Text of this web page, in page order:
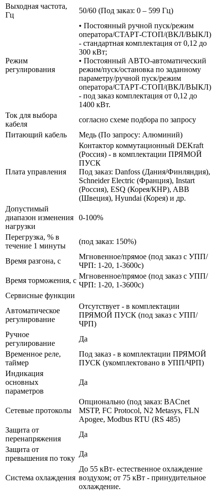
Выходная частота,
Гц
50/60 (Под заказ: 0 – 599 Гц)
Режим
регулирования
• Постоянный ручной пуск/режим
оператора/СТАРТ-СТОП/(ВКЛ/ВЫКЛ)
- стандартная комплектация от 0,12 до
300 кВт;
• Постоянный АВТО-автоматический
режим/пуск/остановка по заданному
параметру/ручной пуск/режим
оператора/СТАРТ-СТОП/(ВКЛ/ВЫКЛ)
- под заказ комплектация от 0,12 до
1400 кВт.
Ток для выбора
кабеля
согласно схеме подбора по запросу
Питающий кабель
Медь (По запросу: Алюминий)
Плата управления
Контактор коммутационный DEKraft
(Россия) - в комплектации ПРЯМОЙ
ПУСК
Под заказ: Danfoss (Дания/Финляндия),
Schneider Electric (Франция), Instart
(Россия), ESQ (Корея/КНР), ABB
(Швеция), Hyundai (Корея) и др.
Допустимый
диапазон изменения
нагрузки
0-100%
Перегрузка, % в
течение 1 минуты
(под заказ: 150%)
Время разгона, с
Мгновенное/прямое (под заказ с УПП/
ЧРП: 1-20, 1-3600с)
Время торможения, с
Мгновенное/прямое (под заказ с УПП/
ЧРП: 1-20, 1-3600с)
Сервисные функции
Автоматическое
регулирование
Отсутствует - в комплектации
ПРЯМОЙ ПУСК (под заказ с УПП/
ЧРП)
Ручное
регулирование
Да
Временное реле,
таймер
Под заказ - в комплектации ПРЯМОЙ
ПУСК (укомплектовано в УПП/ЧРП)
Индикация
основных
параметров
Да
Сетевые протоколы
Опционально (под заказ: BACnet
MSTP, FC Protocol, N2 Metasys, FLN
Apogee, Modbus RTU (RS 485)
Защита от
перенапряжения
Да
Защита от
превышения по току
Да
Система охлаждения
До 55 кВт- естественное охлаждение
воздухом; от 75 кВт - принудительное
охлаждение.